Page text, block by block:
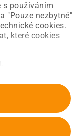
s používáním
"Pouze nezbytné"
cookies.
které cookies
strana